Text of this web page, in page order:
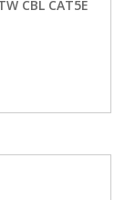
CBL CAT5E